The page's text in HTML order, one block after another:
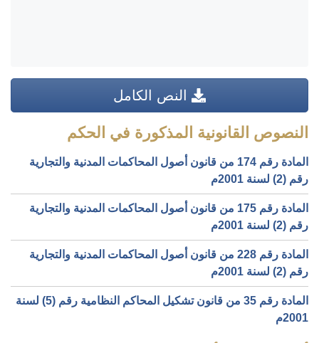
النص الكامل
النصوص القانونية المذكورة في الحكم
المادة رقم 174 من قانون أصول المحاكمات المدنية والتجارية
رقم (2) لسنة 2001م
المادة رقم 175 من قانون أصول المحاكمات المدنية والتجارية
رقم (2) لسنة 2001م
المادة رقم 228 من قانون أصول المحاكمات المدنية والتجارية
رقم (2) لسنة 2001م
المادة رقم 35 من قانون تشكيل المحاكم النظامية رقم (5) لسنة
2001م